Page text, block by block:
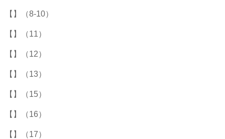
【】（8-10）
【】（11）
【】（12）
【】（13）
【】（15）
【】（16）
【】（17）